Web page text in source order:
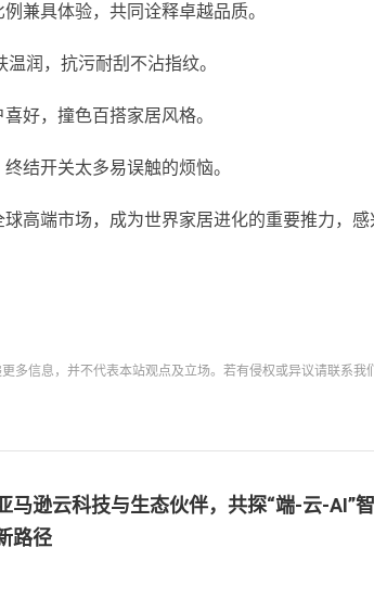
兼具体验，共同诠释卓越品质。
润，抗污耐刮不沾指纹。
好，撞色百搭家居风格。
结开关太多易误触的烦恼。
高端市场，成为世界家居进化的重要推力，感
多信息，并不代表本站观点及立场。若有侵权或异议请联系我
马逊云科技与生态伙伴，共探“端-云-AI”
路径